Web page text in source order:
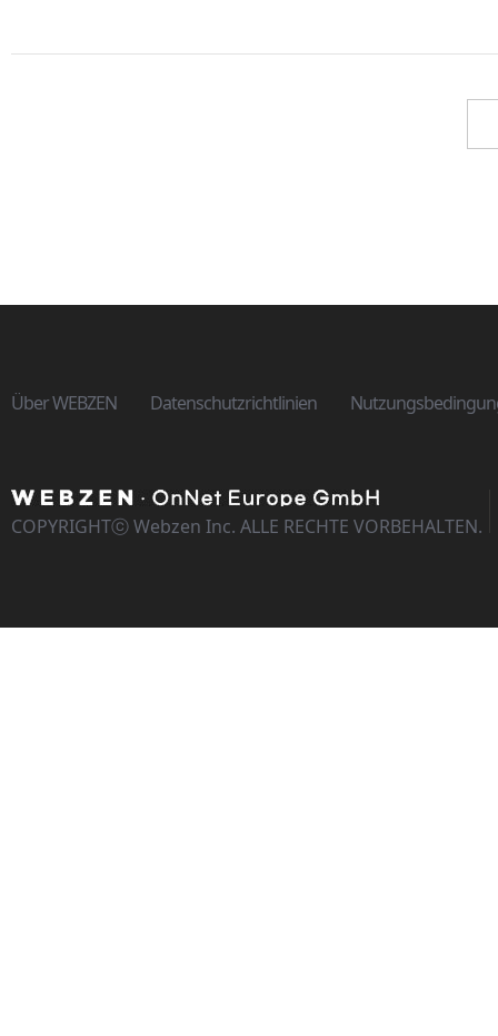
Über WEBZEN Datenschutzrichtlinien
COPYRIGHTⓒ Webzen Inc. ALLE RECHTE VORBEHALTEN.